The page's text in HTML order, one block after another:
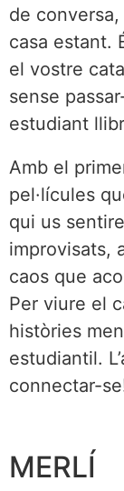
de
casa estant.
el vostre
sense
estudiant
Amb el
pel·lícules
qui us
improvisats,
caos que
Per viure el
històries
estudiantil.
connectar-
MERLÍ